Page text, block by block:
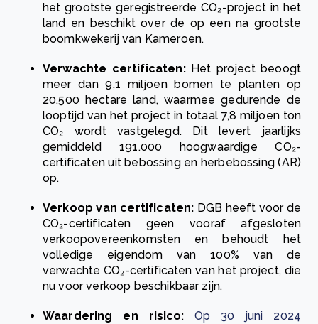
het grootste geregistreerde CO₂-project in het
land en beschikt over de op een na grootste
boomkwekerij van Kameroen.
Verwachte certificaten: Het project beoogt
meer dan 9,1 miljoen bomen te planten op
20.500 hectare land, waarmee gedurende de
looptijd van het project in totaal 7,8 miljoen ton
CO₂ wordt vastgelegd. Dit levert jaarlijks
gemiddeld 191.000 hoogwaardige CO₂-
certificaten uit bebossing en herbebossing (AR)
op.
Verkoop van certificaten: DGB heeft voor de
CO₂-certificaten geen vooraf afgesloten
verkoopovereenkomsten en behoudt het
volledige eigendom van 100% van de
verwachte CO₂-certificaten van het project, die
nu voor verkoop beschikbaar zijn.
Waardering en risico: Op 30 juni 2024